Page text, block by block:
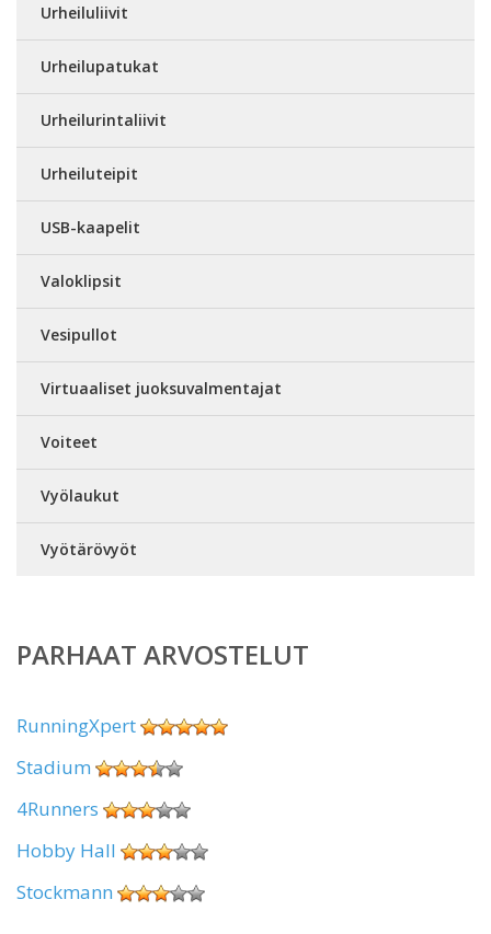
Urheiluliivit
Urheilupatukat
Urheilurintaliivit
Urheiluteipit
USB-kaapelit
Valoklipsit
Vesipullot
Virtuaaliset juoksuvalmentajat
Voiteet
Vyölaukut
Vyötärövyöt
PARHAAT ARVOSTELUT
RunningXpert
Stadium
4Runners
Hobby Hall
Stockmann